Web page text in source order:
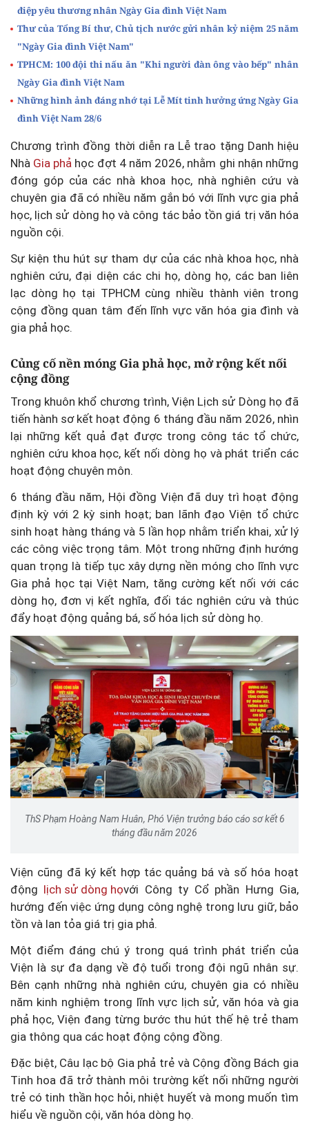
điệp yêu thương nhân Ngày Gia đình Việt Nam
Thư của Tổng Bí thư, Chủ tịch nước gửi nhân kỷ niệm 25 năm
"Ngày Gia đình Việt Nam"
TPHCM: 100 đội thi nấu ăn "Khi người đàn ông vào bếp" nhân
Ngày Gia đình Việt Nam
Những hình ảnh đáng nhớ tại Lễ Mít tinh hưởng ứng Ngày Gia
đình Việt Nam 28/6
Chương trình đồng thời diễn ra Lễ trao tặng Danh hiệu
Nhà Gia phả học đợt 4 năm 2026, nhằm ghi nhận những
đóng góp của các nhà khoa học, nhà nghiên cứu và
chuyên gia đã có nhiều năm gắn bó với lĩnh vực gia phả
học, lịch sử dòng họ và công tác bảo tồn giá trị văn hóa
nguồn cội.
Sự kiện thu hút sự tham dự của các nhà khoa học, nhà
nghiên cứu, đại diện các chi họ, dòng họ, các ban liên
lạc dòng họ tại TPHCM cùng nhiều thành viên trong
cộng đồng quan tâm đến lĩnh vực văn hóa gia đình và
gia phả học.
Củng cố nền móng Gia phả học, mở rộng kết nối
cộng đồng
Trong khuôn khổ chương trình, Viện Lịch sử Dòng họ đã
tiến hành sơ kết hoạt động 6 tháng đầu năm 2026, nhìn
lại những kết quả đạt được trong công tác tổ chức,
nghiên cứu khoa học, kết nối dòng họ và phát triển các
hoạt động chuyên môn.
6 tháng đầu năm, Hội đồng Viện đã duy trì hoạt động
định kỳ với 2 kỳ sinh hoạt; ban lãnh đạo Viện tổ chức
sinh hoạt hàng tháng và 5 lần họp nhằm triển khai, xử lý
các công việc trọng tâm. Một trong những định hướng
quan trọng là tiếp tục xây dựng nền móng cho lĩnh vực
Gia phả học tại Việt Nam, tăng cường kết nối với các
dòng họ, đơn vị kết nghĩa, đối tác nghiên cứu và thúc
đẩy hoạt động quảng bá, số hóa lịch sử dòng họ.
ThS Phạm Hoàng Nam Huân, Phó Viện trưởng báo cáo sơ kết 6
tháng đầu năm 2026
Viện cũng đã ký kết hợp tác quảng bá và số hóa hoạt
động lịch sử dòng họvới Công ty Cổ phần Hưng Gia,
hướng đến việc ứng dụng công nghệ trong lưu giữ, bảo
tồn và lan tỏa giá trị gia phả.
Một điểm đáng chú ý trong quá trình phát triển của
Viện là sự đa dạng về độ tuổi trong đội ngũ nhân sự.
Bên cạnh những nhà nghiên cứu, chuyên gia có nhiều
năm kinh nghiệm trong lĩnh vực lịch sử, văn hóa và gia
phả học, Viện đang từng bước thu hút thế hệ trẻ tham
gia thông qua các hoạt động cộng đồng.
Đặc biệt, Câu lạc bộ Gia phả trẻ và Cộng đồng Bách gia
Tinh hoa đã trở thành môi trường kết nối những người
trẻ có tinh thần học hỏi, nhiệt huyết và mong muốn tìm
hiểu về nguồn cội, văn hóa dòng họ.